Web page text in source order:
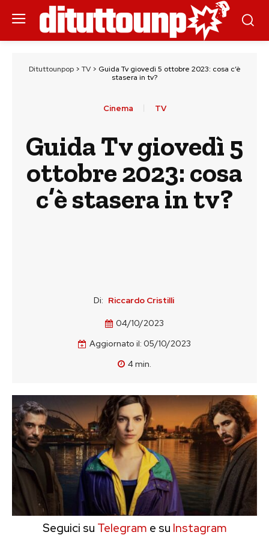
Dituttounpop> TV> Guida Tv giovedì 5 ottobre 2023: cosa c’è
stasera in tv?
Cinema TV
Guida Tv giovedì 5
ottobre 2023: cosa
c’è stasera in tv?
Di: Riccardo Cristilli
04/10/2023
Aggiornato il: 05/10/2023
4min.
Seguici su Telegram e su Instagram